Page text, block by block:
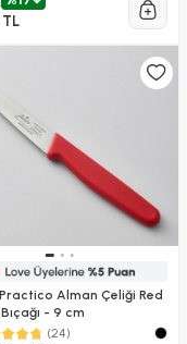
Practico Alman Çeliği Red
- 9 cm
(24)